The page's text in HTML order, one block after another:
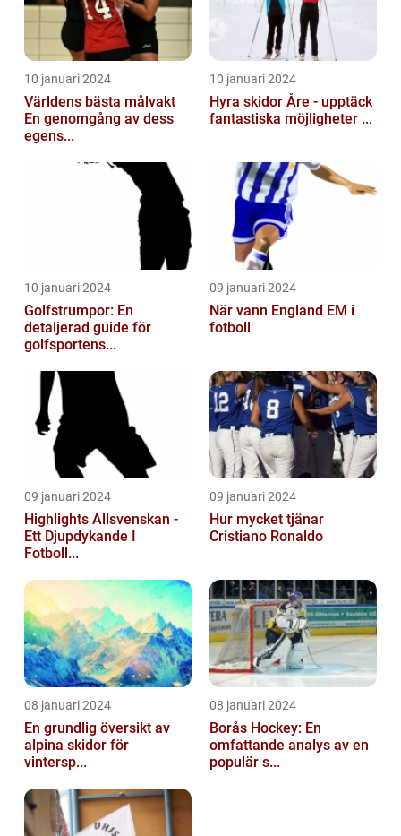
10 januari 2024
Världens bästa målvakt
En genomgång av dess
egens...
10 januari 2024
Hyra skidor Åre - upptäck
fantastiska möjligheter ...
10 januari 2024
Golfstrumpor: En
detaljerad guide för
golfsportens...
09 januari 2024
När vann England EM i
fotboll
09 januari 2024
Highlights Allsvenskan -
Ett Djupdykande I
Fotboll...
09 januari 2024
Hur mycket tjänar
Cristiano Ronaldo
08 januari 2024
En grundlig översikt av
alpina skidor för
vintersp...
08 januari 2024
Borås Hockey: En
omfattande analys av en
populär s...